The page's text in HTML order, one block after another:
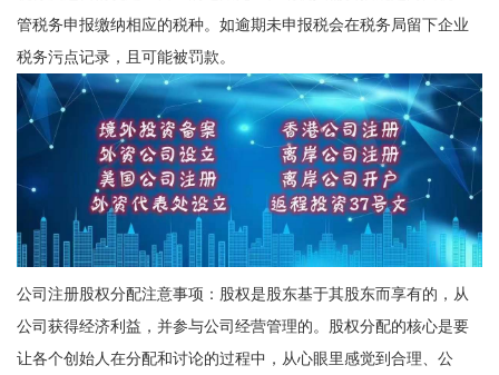
管税务申报缴纳相应的税种。如逾期未申报税会在税务局留下企业
税务污点记录，且可能被罚款。
公司注册股权分配注意事项：股权是股东基于其股东而享有的，从
公司获得经济利益，并参与公司经营管理的。股权分配的核心是要
让各个创始人在分配和讨论的过程中，从心眼里感觉到合理、公